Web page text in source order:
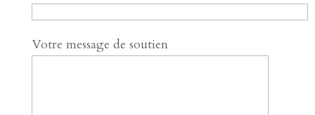
Votre message de soutien